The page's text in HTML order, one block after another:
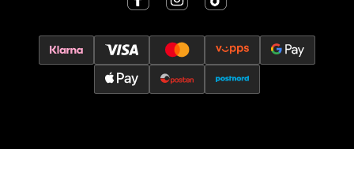
Strandtorget, 2609 Lillehammer
0 i butikk